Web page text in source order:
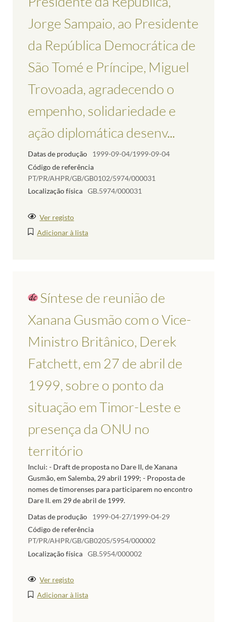
Jorge Sampaio, ao Presidente
da República Democrática de
São Tomé e Príncipe, Miguel
Trovoada, agradecendo o
empenho, solidariedade e
ação diplomática desenv...
Datas de produção
1999-09-04/1999-09-04
Código de referência
PT/PR/AHPR/GB/GB0102/5974/000031
Localização física GB.5974/000031
Ver registo
Adicionar à lista
Síntese de reunião de
Xanana Gusmão com o Vice-
Ministro Britânico, Derek
Fatchett, em 27 de abril de
1999, sobre o ponto da
situação em Timor-Leste e
presença da ONU no
território
Inclui: - Draft de proposta no Dare II, de Xanana
Gusmão, em Salemba, 29 abril 1999; - Proposta de
nomes de timorenses para participarem no encontro
Dare II. em 29 de abril de 1999.
Datas de produção
1999-04-27/1999-04-29
Código de referência
PT/PR/AHPR/GB/GB0205/5954/000002
Localização física GB.5954/000002
Ver registo
Adicionar à lista